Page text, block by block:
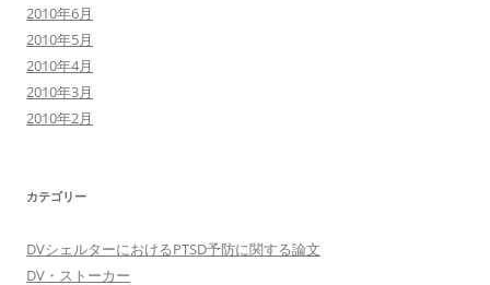
2010年6月
2010年5月
2010年4月
2010年3月
2010年2月
カテゴリー
DVシェルターにおけるPTSD予防に関する論文
DV・ストーカー